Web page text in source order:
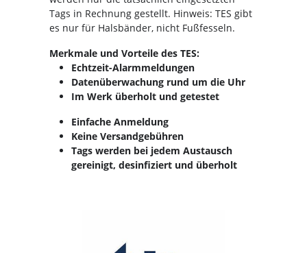
Tags in Rechnung gestellt. Hinweis: TES gibt
es nur für Halsbänder, nicht Fußfesseln.
Merkmale und Vorteile des TES:
Echtzeit-Alarmmeldungen
Datenüberwachung rund um die Uhr
Im Werk überholt und getestet
Einfache Anmeldung
Keine Versandgebühren
Tags werden bei jedem Austausch
gereinigt, desinfiziert und überholt